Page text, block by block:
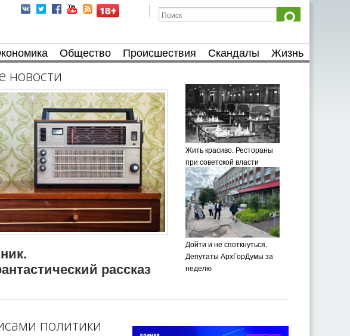
Общество Происшествия Скандалы Жизнь
новости
рассказ
Жить красиво. Рестораны
при советской власти
Дойти и не споткнуться.
Депутаты АрхГорДумы за
неделю
политики